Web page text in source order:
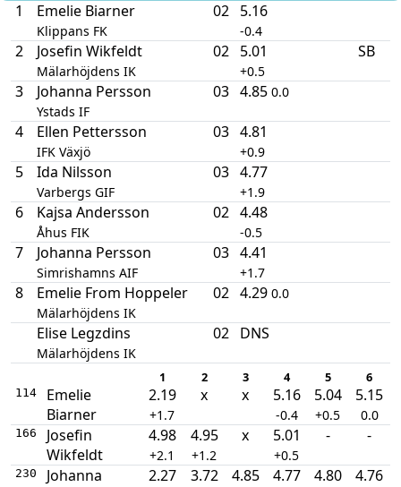
1
Emelie Biarner
Klippans FK
02 5.16
-0.4
2 Josefin Wikfeldt
Mälarhöjdens IK
02 5.01
+0.5
SB
3 Johanna Persson
Ystads IF
03 4.85 0.0
4 Ellen Pettersson
IFK Växjö
03 4.81
+0.9
5 Ida Nilsson
Varbergs GIF
03 4.77
+1.9
6 Kajsa Andersson
Åhus FIK
02 4.48
-0.5
7 Johanna Persson
Simrishamns AIF
03 4.41
+1.7
8 Emelie From Hoppeler
Mälarhöjdens IK
02 4.29 0.0
Elise Legzdins
Mälarhöjdens IK
02 DNS
1 2 3 4 5 6
114
Emelie
Biarner
2.19
+1.7
x x 5.16
-0.4
5.04
+0.5
5.15
0.0
166
Josefin
Wikfeldt
4.98
+2.1
4.95
+1.2
x 5.01
+0.5
- -
230
Johanna
2.27 3.72 4.85 4.77 4.80 4.76